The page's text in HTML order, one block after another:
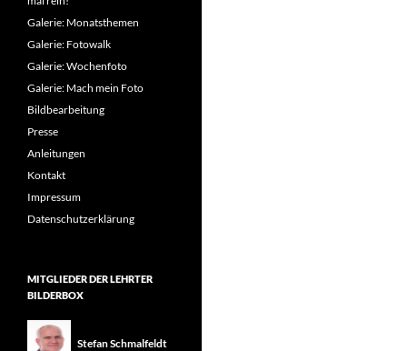
Galerie: Monatsthemen
Galerie: Fotowalk
Galerie: Wochenfoto
Galerie: Mach mein Foto
Bildbearbeitung
Presse
Anleitungen
Kontakt
Impressum
Datenschutzerklärung
MITGLIEDER DER LEHRTER
BILDERBOX
Stefan Schmalfeldt